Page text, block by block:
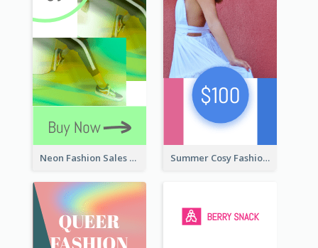
Neon Fashion Sales Wide Skyscraper Banner Summer Cosy Fashion Wide Skyscraper Banner